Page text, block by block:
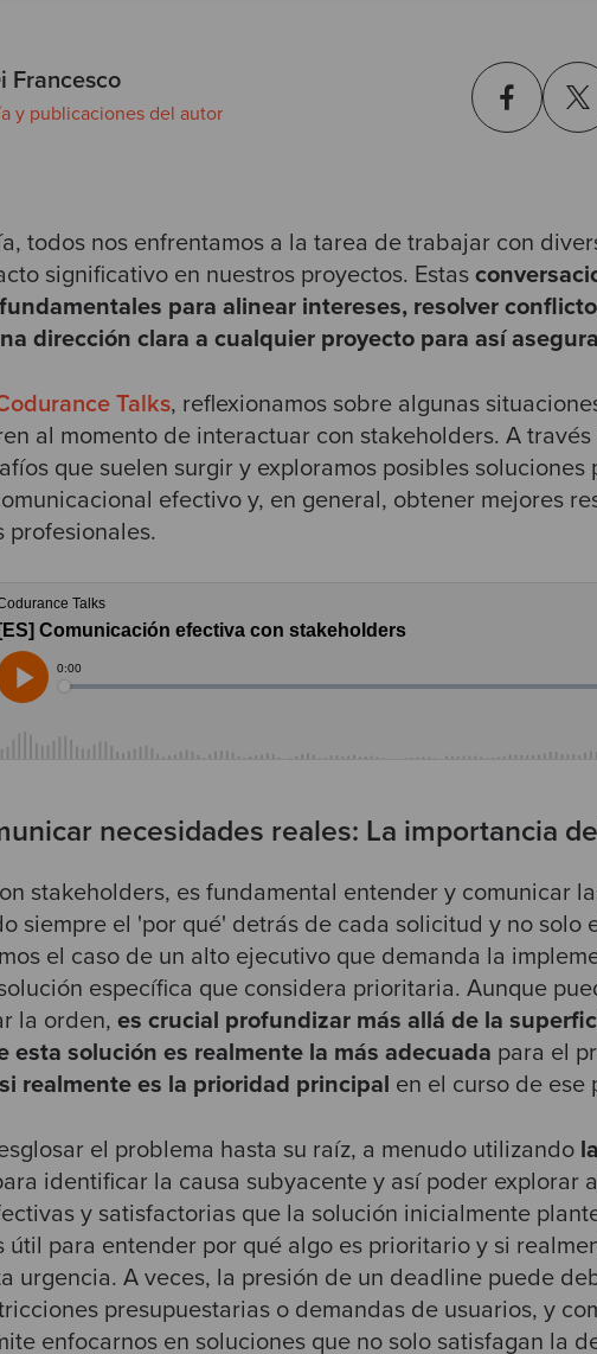
Francesco
y publicaciones del autor
todos nos enfrentamos a la tarea de trabajar con
significativo en nuestros proyectos. Estas
para alinear intereses, resolver
dirección clara a cualquier proyecto para así
Talks, reflexionamos sobre algunas
al momento de interactuar con stakeholders. A través
que suelen surgir y exploramos posibles soluciones
efectivo y, en general, obtener mejores
profesionales.
necesidades reales: La importancia
stakeholders, es fundamental entender y comunicar
siempre el 'por qué' detrás de cada solicitud y no solo
el caso de un alto ejecutivo que demanda la
específica que considera prioritaria. Aunque
la orden, es crucial profundizar más allá de la
esta solución es realmente la más adecuada para el
realmente es la prioridad principal en el curso de ese
el problema hasta su raíz, a menudo utilizando
identificar la causa subyacente y así poder explorar
y satisfactorias que la solución inicialmente
útil para entender por qué algo es prioritario y si
urgencia. A veces, la presión de un deadline puede
presupuestarias o demandas de usuarios, y
enfocarnos en soluciones que no solo satisfagan la